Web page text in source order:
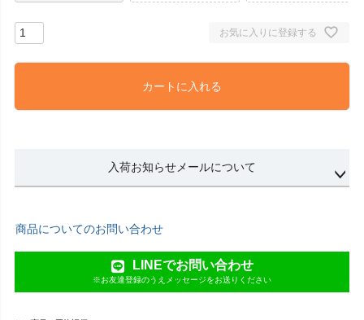
お気に入りに登録する
カートに入れる
入荷お知らせメールについて
商品についてのお問い合わせ
LINEでお問い合わせ
※お友達登録のうえメッセージをお送りください